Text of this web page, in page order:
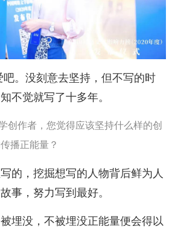
吧。没刻意去坚持，但不写的时
不觉就写了十多年。
创作者，您觉得应该坚持什么样的创
播正能量？
的，挖掘想写的人物背后鲜为人
事，努力写到最好。
埋没，不被埋没正能量便会得以